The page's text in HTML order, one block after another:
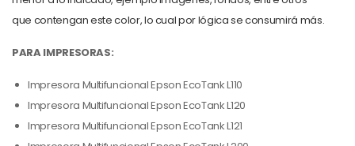
que contengan este color, lo cual por lógica se consumirá más.
PARA IMPRESORAS:
Impresora Multifuncional Epson EcoTank L110
Impresora Multifuncional Epson EcoTank L120
Impresora Multifuncional Epson EcoTank L121